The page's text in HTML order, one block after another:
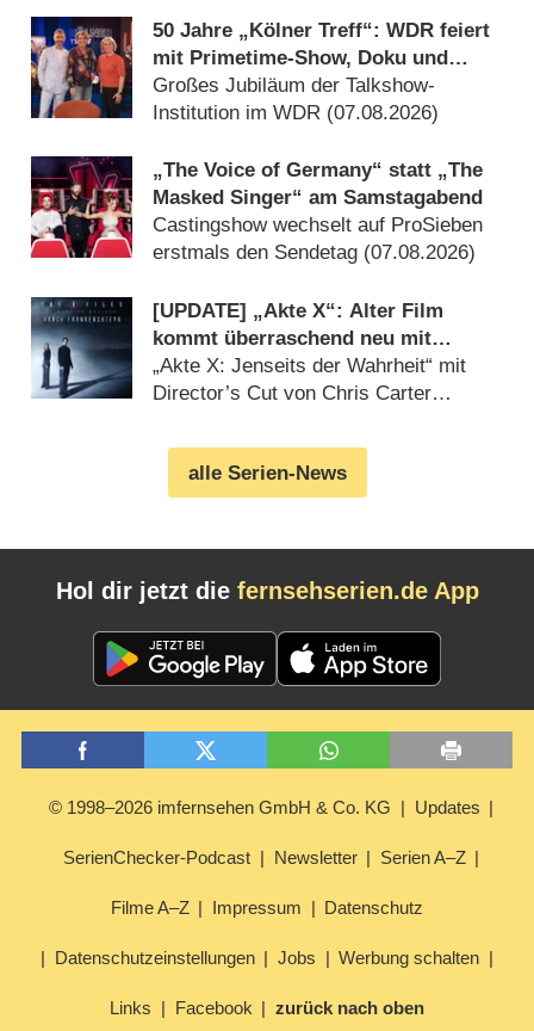
50 Jahre „Kölner Treff“: WDR feiert
mit Primetime-Show, Doku und
Rückblicken
Großes Jubiläum der Talkshow-
Institution im WDR (07.08.2026)
„The Voice of Germany“ statt „The
Masked Singer“ am Samstagabend
Castingshow wechselt auf ProSieben
erstmals den Sendetag (07.08.2026)
[UPDATE] „Akte X“: Alter Film
kommt überraschend neu mit
deutlich mehr Horror
„Akte X: Jenseits der Wahrheit“ mit
Director’s Cut von Chris Carter
alle Serien-News
Hol dir jetzt die fernsehserien.de App
© 1998–2026 imfernsehen GmbH & Co. KG Updates
SerienChecker-Podcast Newsletter Serien A–Z
Filme A–Z Impressum Datenschutz
Datenschutzeinstellungen Jobs Werbung schalten
Links Facebook zurück nach oben